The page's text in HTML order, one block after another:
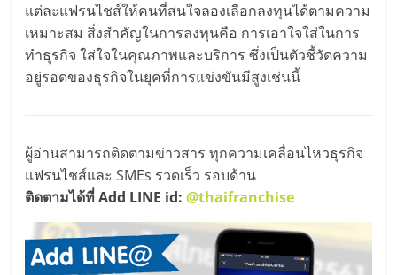
แต่ละแฟรนไชส์ให้คนที่สนใจลองเลือกลงทุนได้ตามความ
เหมาะสม สิ่งสำคัญในการลงทุนคือ การเอาใจใส่ในการ
ทำธุรกิจ ใส่ใจในคุณภาพและบริการ ซึ่งเป็นตัวชี้วัดความ
อยู่รอดของธุรกิจในยุคที่การแข่งขันมีสูงเช่นนี้
ผู้อ่านสามารถติดตามข่าวสาร ทุกความเคลื่อนไหวธุรกิจ
แฟรนไชส์และ SMEs รวดเร็ว รอบด้าน
ติดตามได้ที่ Add LINE id:@thaifranchise